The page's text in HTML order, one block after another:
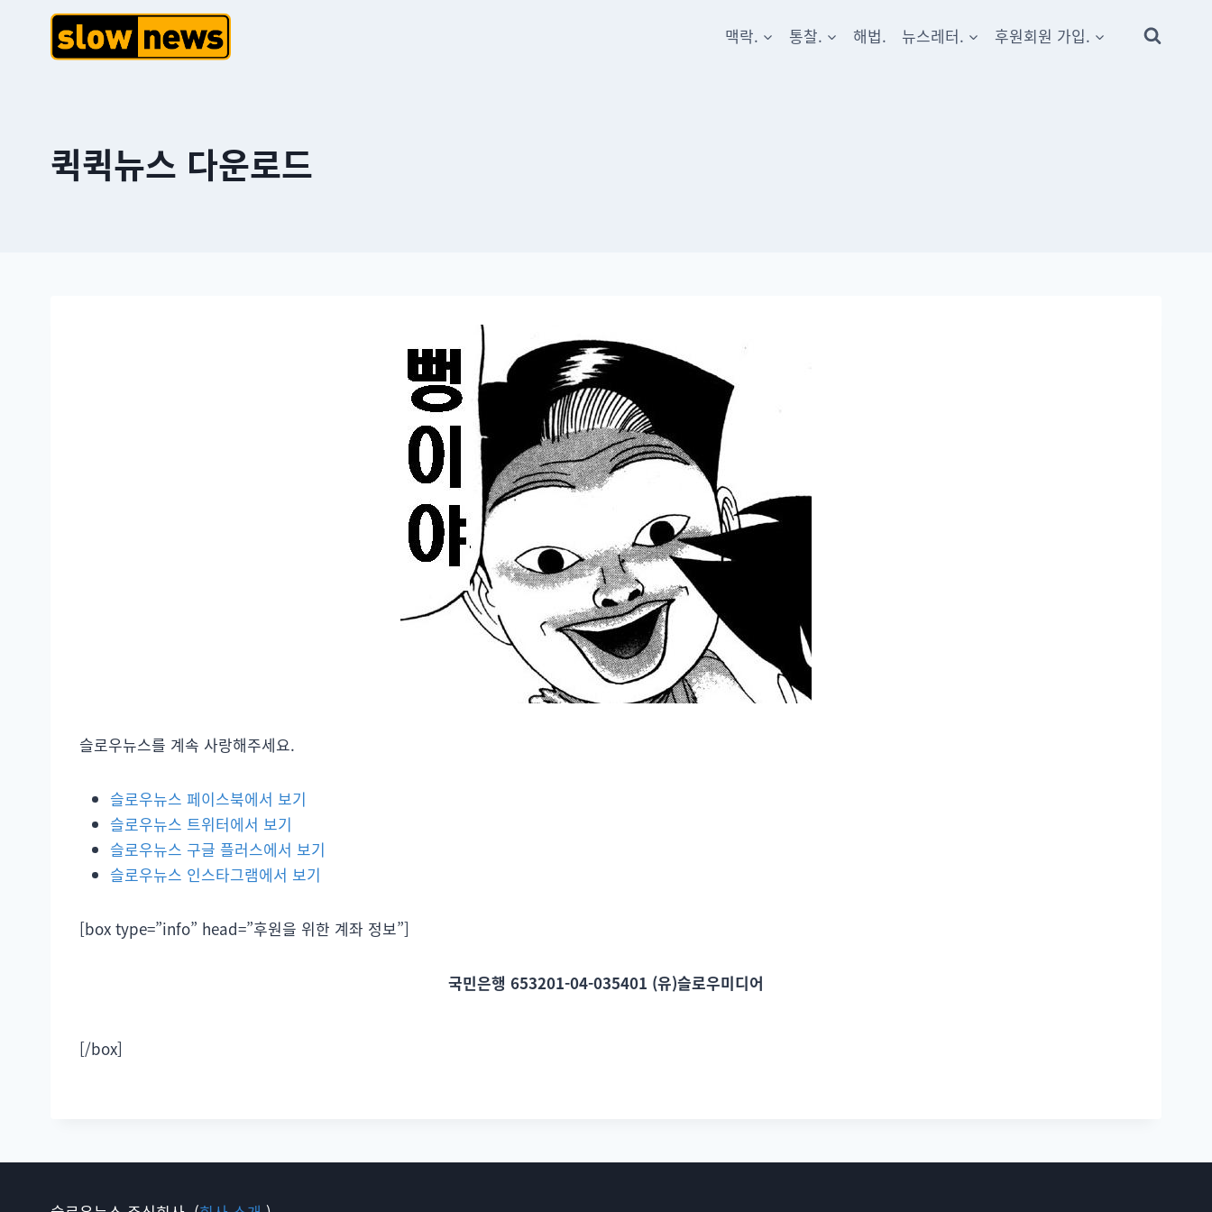
맥락. 통찰. 해법. 뉴스레터. 후원회원 가입.
퀵퀵뉴스 다운로드
슬로우뉴스를 계속 사랑해주세요.
슬로우뉴스 페이스북에서 보기
슬로우뉴스 트위터에서 보기
슬로우뉴스 구글 플러스에서 보기
슬로우뉴스 인스타그램에서 보기
[box type=”info” head=”후원을 위한 계좌 정보”]
국민은행 653201-04-035401 (유)슬로우미디어
[/box]